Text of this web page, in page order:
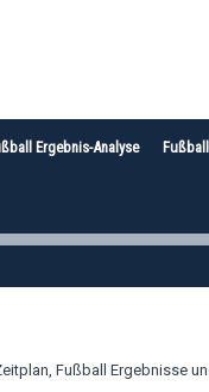
Ergebnis-Analyse
Fußball Ergebnisse